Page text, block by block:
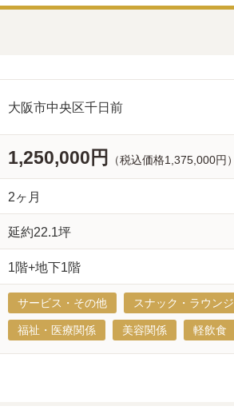
大阪市中央区千日前
1,250,000円 （税込価格1,375,000円）
2ヶ月
延約22.1坪
1階+地下1階
サービス・その他 スナック・ラウンジ
福祉・医療関係 美容関係 軽飲食